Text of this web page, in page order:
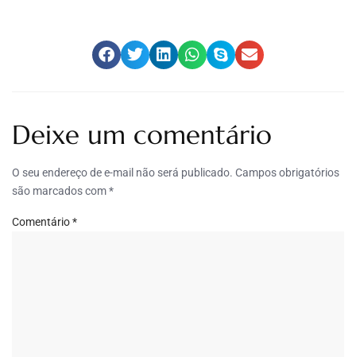
Deixe um comentário
O seu endereço de e-mail não será publicado. Campos obrigatórios
são marcados com*
Comentário*